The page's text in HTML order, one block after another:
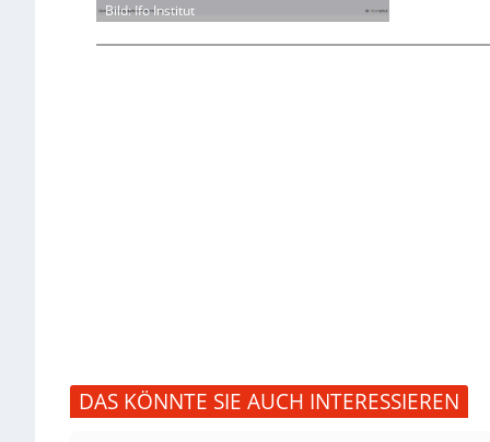
Bild: Ifo Institut
DAS KÖNNTE SIE AUCH INTERESSIEREN